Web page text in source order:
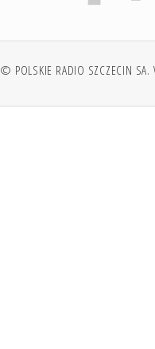
© POLSKIE RADIO SZCZECIN SA.